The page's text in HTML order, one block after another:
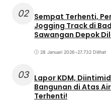
02 Sempat Terhenti,
Jogging Track di
Sawangan Depok
28 Januari 2026•27.732 Dilihat
03 Lapor KDM,
Bangunan di Atas
Terhenti!